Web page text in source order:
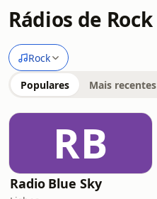
Rádios de Rock
Rock
Populares Mais recentes
RB
Radio Blue Sky